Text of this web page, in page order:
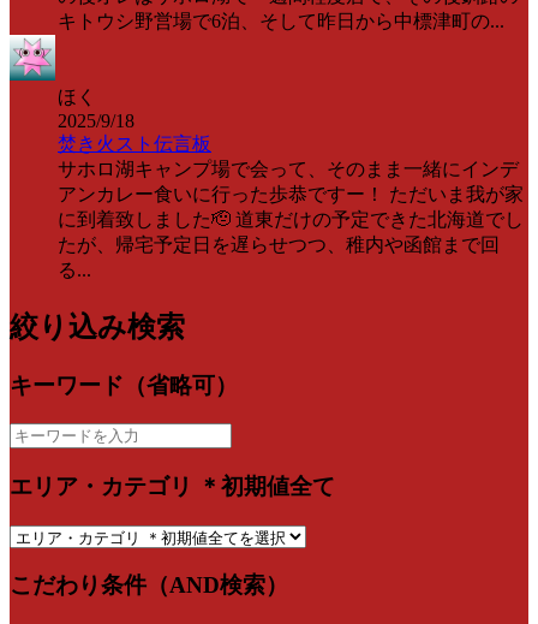
キトウシ野営場で6泊、そして昨日から中標津町の...
ほく
2025/9/18
焚き火スト伝言板
サホロ湖キャンプ場で会って、そのまま一緒にインデ
アンカレー食いに行った歩恭ですー！ ただいま我が家
に到着致しました🫡 道東だけの予定できた北海道でし
たが、帰宅予定日を遅らせつつ、稚内や函館まで回
る...
絞り込み検索
キーワード（省略可）
エリア・カテゴリ ＊初期値全て
こだわり条件（AND検索）